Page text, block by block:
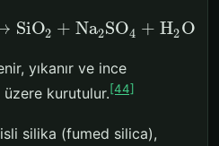
SiO2 + Na2SO4 + H2O
yıkanır ve ince
kurutulur.[44]
silika (fumed silica),